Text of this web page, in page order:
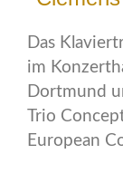
Das
im
Dortmund
Trio
European